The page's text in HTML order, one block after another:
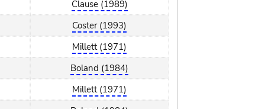
Clause (1989)
Coster (1993)
Millett (1971)
Boland (1984)
Millett (1971)